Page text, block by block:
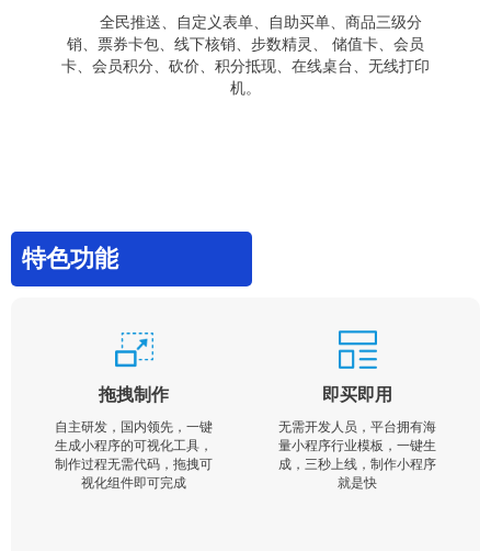
全民推送、自定义表单、自助买单、商品三级分
销、票券卡包、线下核销、步数精灵、 储值卡、会员
卡、会员积分、砍价、积分抵现、在线桌台、无线打印
机。
特色功能
拖拽制作
自主研发，国内领先，一键
生成小程序的可视化工具，
制作过程无需代码，拖拽可
视化组件即可完成
即买即用
无需开发人员，平台拥有海
量小程序行业模板，一键生
成，三秒上线，制作小程序
就是快